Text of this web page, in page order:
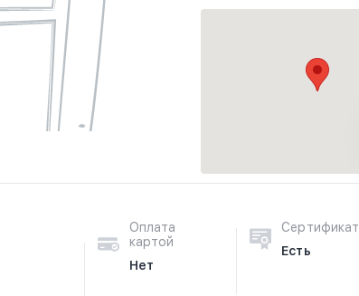
Оплата
картой
Нет
Сертификат
Есть